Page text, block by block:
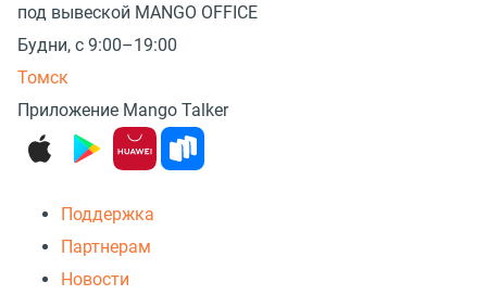
под вывеской MANGO OFFICE
Будни, с 9:00–19:00
Томск
Приложение Mango Talker
Поддержка
Партнерам
Новости